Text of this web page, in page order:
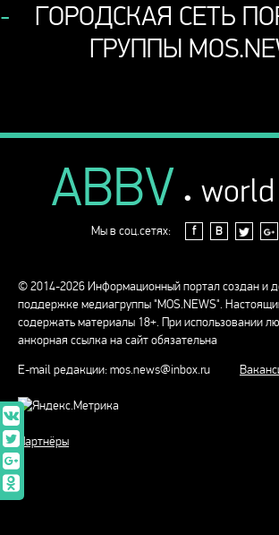
ГОРОДСКАЯ СЕТЬ
ГРУППЫ
ABBV .
Мы в соц.сетях: f В
© 2014-2026 Информационный портал создан и
поддержке медиагруппы "MOS.NEWS".
содержать материалы 18+. При использовании
анкорная ссылка на сайт обязательна
E-mail редакции:mos.news@inbox.ru
Партнёры